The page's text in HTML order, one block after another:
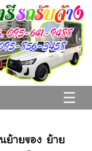
☰
ย้ายของ ย้าย